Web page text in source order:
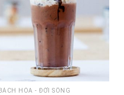
BÁCH HÓA - ĐỜI SỐNG